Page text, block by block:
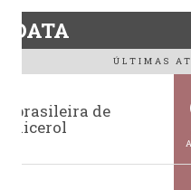
ÚLTIMAS
brasileira de
glicerol